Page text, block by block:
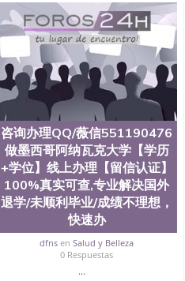
塞州立大学学历证书（San Jose
读CQU中央昆士兰大学学历 绩
学历
央昆士兰大学学历成绩单购买
询办理QQ/薇信551190476做拉
解决国外退学/未顺利毕业/成绩
专业、靠谱一手资源
咨询办理QQ/薇信551190476
做墨西哥阿纳瓦克大学【学历
+学位】线上办理【留信认证】
100%真实可查,专业解决国外
退学/未顺利毕业/成绩不理想，
快速办
dfns enSalud y Belleza
0 Respuestas
...